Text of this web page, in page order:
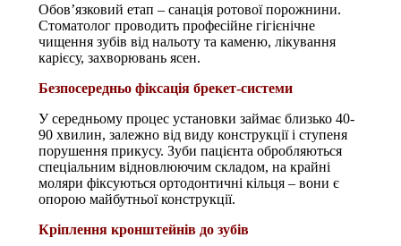
Обов’язковий етап – санація ротової порожнини.
Стоматолог проводить професійне гігієнічне
чищення зубів від нальоту та каменю, лікування
карієсу, захворювань ясен.
Безпосередньо фіксація брекет-системи
У середньому процес установки займає близько 40-
90 хвилин, залежно від виду конструкції і ступеня
порушення прикусу. Зуби пацієнта обробляються
спеціальним відновлюючим складом, на крайні
моляри фіксуються ортодонтичні кільця – вони є
опорою майбутньої конструкції.
Кріплення кронштейнів до зубів